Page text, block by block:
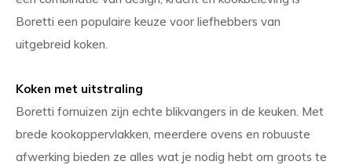
Boretti een populaire keuze voor liefhebbers van
uitgebreid koken.
Koken met uitstraling
Boretti fornuizen zijn echte blikvangers in de keuken. Met
brede kookoppervlakken, meerdere ovens en robuuste
afwerking bieden ze alles wat je nodig hebt om groots te